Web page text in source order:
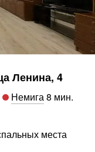
Ленина, 4
Немига8 мин.
места